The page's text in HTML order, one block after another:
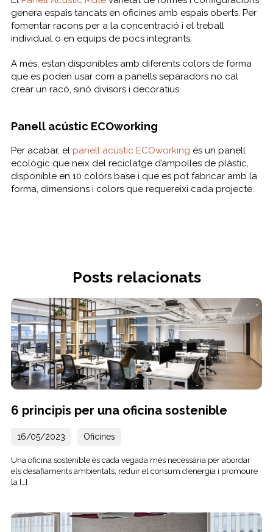
genera espais tancats en oficines amb espais oberts. Per
fomentar racons per a la concentració i el treball
individual o en equips de pocs integrants.
A més, estan disponibles amb diferents colors de forma
que es poden usar com a panells separadors no cal
crear un racó, sinó divisors i decoratius.
Panell acústic ECOworking
Per acabar, el panell acústic ECOworking és un panell
ecològic que neix del reciclatge d’ampolles de plàstic,
disponible en 10 colors base i que es pot fabricar amb la
forma, dimensions i colors que requereixi cada projecte.
Posts relacionats
6 principis per una oficina sostenible
16/05/2023 Oficines
Una oficina sostenible és cada vegada més necessària per abordar
els desafiaments ambientals, reduir el consum d’energia i promoure
la […]